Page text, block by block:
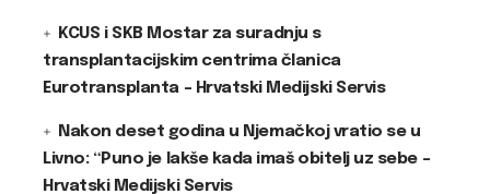
KCUS i SKB Mostar za suradnju s
transplantacijskim centrima članica
Eurotransplanta – Hrvatski Medijski Servis
Nakon deset godina u Njemačkoj vratio se u
Livno: “Puno je lakše kada imaš obitelj uz sebe –
Hrvatski Medijski Servis